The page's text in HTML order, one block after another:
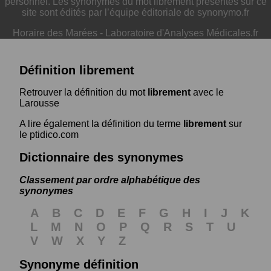
site sont édités par l’équipe éditoriale de synonymo.fr
Horaire des Marées - Laboratoire d'Analyses Médicales.fr
Définition librement
Retrouver la définition du mot librement avec le
Larousse
A lire également la définition du terme librement sur
le ptidico.com
Dictionnaire des synonymes
Classement par ordre alphabétique des
synonymes
A B C D E F G H I J
K
L
M N O P Q R S T
U
V
W X Y
Z
Synonyme définition